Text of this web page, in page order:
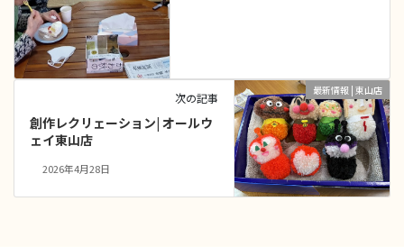
最新情報 | 東山店
次の記事
創作レクリェーション| オールウ
ェイ東山店
2026年4月28日